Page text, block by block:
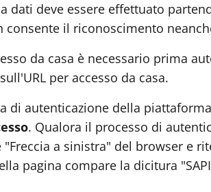
dati deve essere effettuato
il riconoscimento
da casa è necessario prima
per accesso da casa.
di autenticazione della
. Qualora il processo di
a sinistra" del browser e
pagina compare la dicitura